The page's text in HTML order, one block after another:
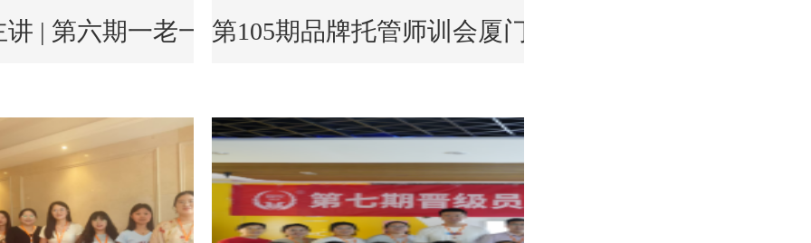
| 第六期一老一小融合托管研讨会邀请函
第105期品牌托管师训会厦门落幕！晋级21年经验赋